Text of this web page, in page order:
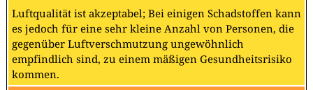
Luftqualität ist akzeptabel; Bei einigen Schadstoffen kann
es jedoch für eine sehr kleine Anzahl von Personen, die
gegenüber Luftverschmutzung ungewöhnlich
empfindlich sind, zu einem mäßigen Gesundheitsrisiko
kommen.